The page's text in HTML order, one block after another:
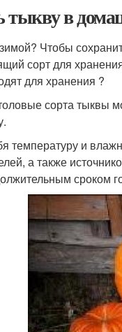
тыкву в
Чтобы
сорт для
для хранения ?
сорта тыквы
температуру и
а также
сроком